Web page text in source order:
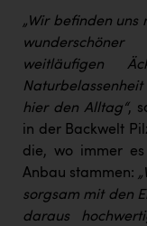
„Wir befinden
weitläufigen
hier den Alltag“,
in der Backwelt
die, wo immer
Anbau stammen:
sorgsam mit den
daraus